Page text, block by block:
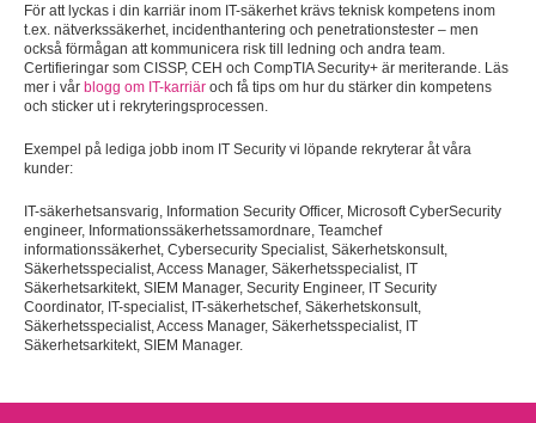
För att lyckas i din karriär inom IT-säkerhet krävs teknisk kompetens inom
t.ex. nätverkssäkerhet, incidenthantering och penetrationstester – men
också förmågan att kommunicera risk till ledning och andra team.
Certifieringar som CISSP, CEH och CompTIA Security+ är meriterande. Läs
mer i vår blogg om IT-karriär och få tips om hur du stärker din kompetens
och sticker ut i rekryteringsprocessen.
Exempel på lediga jobb inom IT Security vi löpande rekryterar åt våra
kunder:
IT-säkerhetsansvarig, Information Security Officer, Microsoft CyberSecurity
engineer, Informationssäkerhetssamordnare, Teamchef
informationssäkerhet, Cybersecurity Specialist, Säkerhetskonsult,
Säkerhetsspecialist, Access Manager, Säkerhetsspecialist, IT
Säkerhetsarkitekt, SIEM Manager, Security Engineer, IT Security
Coordinator, IT-specialist, IT-säkerhetschef, Säkerhetskonsult,
Säkerhetsspecialist, Access Manager, Säkerhetsspecialist, IT
Säkerhetsarkitekt, SIEM Manager.